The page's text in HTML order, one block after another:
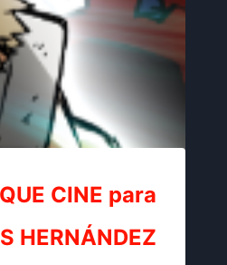
CINE para
HERNÁNDEZ